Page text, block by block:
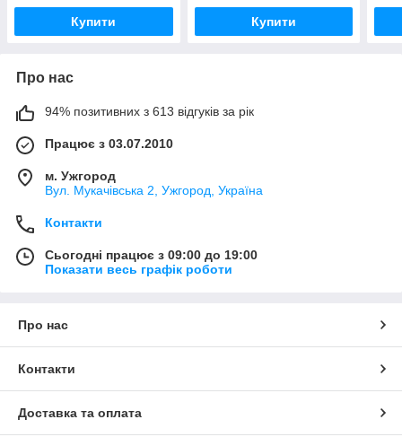
Купити Купити
Про нас
94% позитивних з 613 відгуків за рік
Працює з 03.07.2010
м. Ужгород
Вул. Мукачівська 2, Ужгород, Україна
Контакти
Сьогодні працює з 09:00 до 19:00
Показати весь графік роботи
Про нас
Контакти
Доставка та оплата